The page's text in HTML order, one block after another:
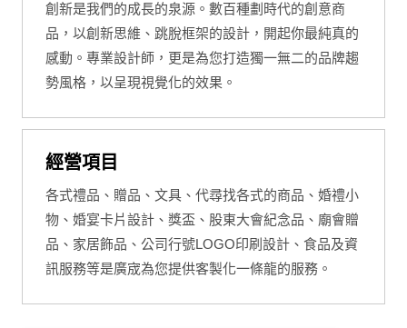
創新是我們的成長的泉源。數百種劃時代的創意商
品，以創新思維、跳脫框架的設計，開起你最純真的
感動。專業設計師，更是為您打造獨一無二的品牌趨
勢風格，以呈現視覺化的效果。
經營項目
各式禮品、贈品、文具、代尋找各式的商品、婚禮小
物、婚宴卡片設計、獎盃、股東大會紀念品、廟會贈
品、家居飾品、公司行號LOGO印刷設計、食品及資
訊服務等是廣宬為您提供客製化一條龍的服務。